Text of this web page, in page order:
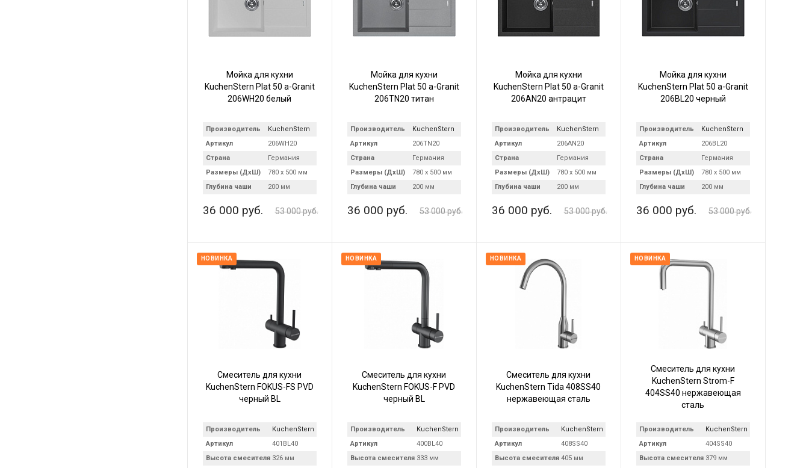
Мойка для кухни
KuchenStern Plat 50 a-Granit
206WH20 белый
Производитель
KuchenStern
Артикул
206WH20
Страна
Германия
Размеры (ДхШ)
780 х 500 мм
Глубина чаши
200 мм
36 000 руб. 53 000 руб.
Мойка для кухни
KuchenStern Plat 50 a-Granit
206TN20 титан
Производитель
KuchenStern
Артикул
206TN20
Страна
Германия
Размеры (ДхШ)
780 х 500 мм
Глубина чаши
200 мм
36 000 руб. 53 000 руб.
Мойка для кухни
KuchenStern Plat 50 a-Granit
206AN20 антрацит
Производитель
KuchenStern
Артикул
206AN20
Страна
Германия
Размеры (ДхШ)
780 х 500 мм
Глубина чаши
200 мм
36 000 руб. 53 000 руб.
Мойка для кухни
KuchenStern Plat 50 a-Granit
206BL20 черный
Производитель
KuchenStern
Артикул
206BL20
Страна
Германия
Размеры (ДхШ)
780 х 500 мм
Глубина чаши
200 мм
36 000 руб. 53 000 руб.
НОВИНКА
Смеситель для кухни
KuchenStern FOKUS-FS PVD
черный BL
Производитель
KuchenStern
Артикул
401BL40
Высота смесителя 326 мм
НОВИНКА
Смеситель для кухни
KuchenStern FOKUS-F PVD
черный BL
Производитель
KuchenStern
Артикул
400BL40
Высота смесителя 333 мм
НОВИНКА
Смеситель для кухни
KuchenStern Tida 408SS40
нержавеющая сталь
Производитель
KuchenStern
Артикул
408SS40
Высота смесителя 405 мм
НОВИНКА
Смеситель для кухни
KuchenStern Strom-F
404SS40 нержавеющая
сталь
Производитель
KuchenStern
Артикул
404SS40
Высота смесителя 379 мм